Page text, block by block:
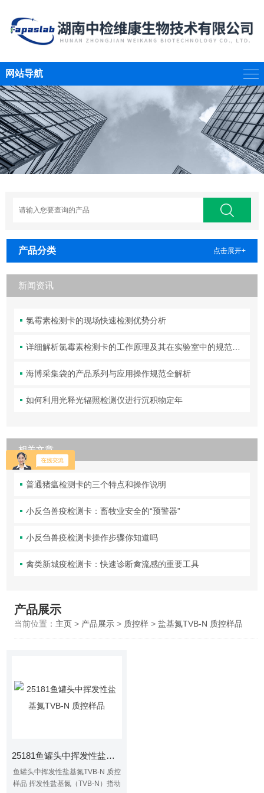
网站导航
产品分类 点击展开+
新闻资讯
氯霉素检测卡的现场快速检测优势分析
详细解析氯霉素检测卡的工作原理及其在实验室中的规范操作与维护方法
海博采集袋的产品系列与应用操作规范全解析
如何利用光释光辐照检测仪进行沉积物定年
相关文章
普通猪瘟检测卡的三个特点和操作说明
小反刍兽疫检测卡：畜牧业安全的“预警器”
小反刍兽疫检测卡操作步骤你知道吗
禽类新城疫检测卡：快速诊断禽流感的重要工具
产品展示
当前位置： 主页> 产品展示> 质控样> 盐基氮TVB-N 质控样品
25181鱼罐头中挥发性盐基氮TVB-N 质控样品
鱼罐头中挥发性盐基氮TVB-N 质控
样品 挥发性盐基氮（TVB-N）指动